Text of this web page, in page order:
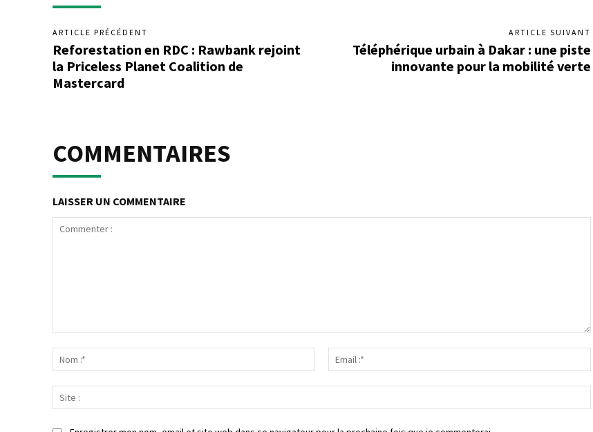
ARTICLE PRÉCÉDENT
Reforestation en RDC : Rawbank rejoint
la Priceless Planet Coalition de
Mastercard
ARTICLE SUIVANT
Téléphérique urbain à Dakar : une piste
innovante pour la mobilité verte
COMMENTAIRES
LAISSER UN COMMENTAIRE
Nom
:*
:*
: